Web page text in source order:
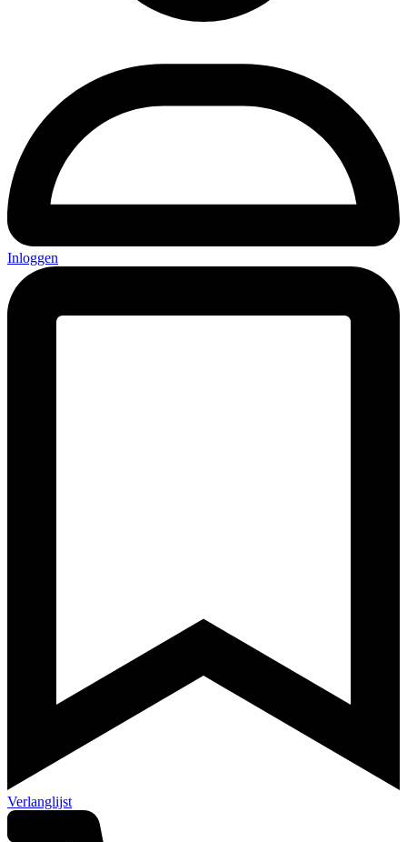
Inloggen
Verlanglijst